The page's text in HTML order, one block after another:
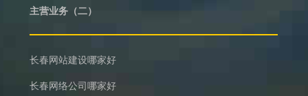
主营业务（二）
长春网站建设哪家好
长春网络公司哪家好